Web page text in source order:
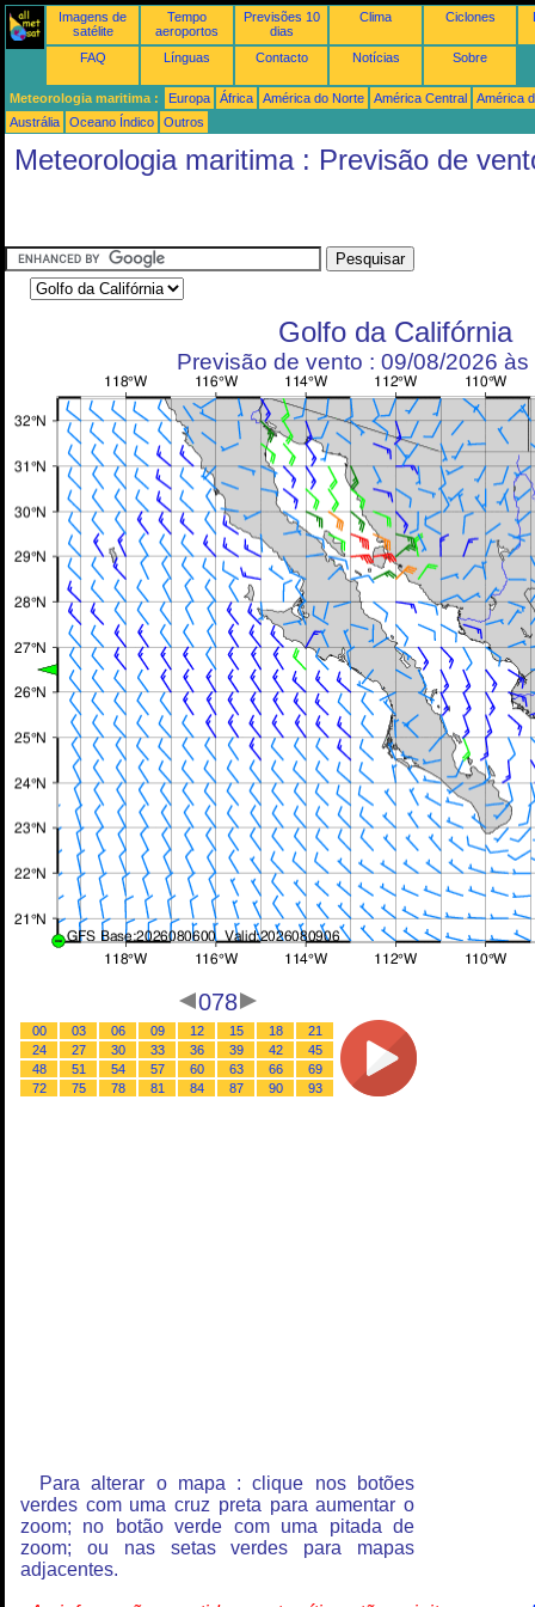
Imagens de
satélite
Tempo
aeroportos
Previsões 10
dias
Clima Ciclones
FAQ Línguas Contacto Notícias Sobre
Meteorologia maritima : Europa África América do Norte América Central
América
Austrália
Oceano Índico Outros
Meteorologia maritima : Previsão de
Golfo da Califórnia
Previsão de vento : 09/08/2026 às
078
00 03 06 09 12 15 18
21
24
27 30 33 36 39 42
45
48
51 54 57 60 63 66
69
72
75 78 81 84 87 90 93
Para alterar o mapa : clique nos botões
verdes com uma cruz preta para aumentar o
zoom; no botão verde com uma pitada de
zoom; ou nas setas verdes para mapas
adjacentes.